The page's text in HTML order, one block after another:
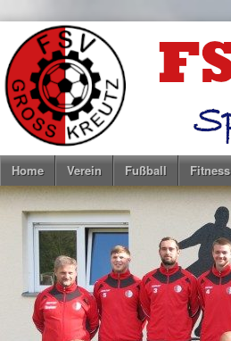
Home Verein Fußball Fitness